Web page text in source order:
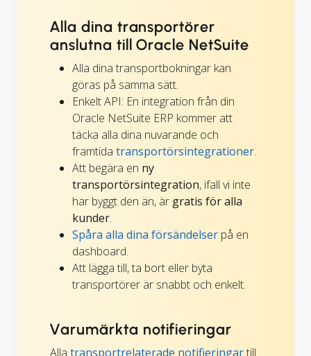
Alla dina transportörer
anslutna till Oracle NetSuite
Alla dina transportbokningar kan
göras på samma sätt.
Enkelt API: En integration från din
Oracle NetSuite ERP kommer att
täcka alla dina nuvarande och
framtida transportörsintegrationer.
Att begära en ny
transportörsintegration, ifall vi inte
har byggt den än, är gratis för alla
kunder.
Spåra alla dina försändelser på en
dashboard.
Att lägga till, ta bort eller byta
transportörer är snabbt och enkelt.
Varumärkta notifieringar
Alla transportrelaterade notifieringartill